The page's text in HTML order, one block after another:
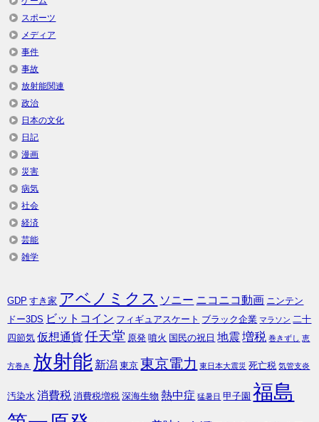
スポーツ
メディア
事件
事故
放射能関連
政治
日本の文化
日記
漫画
災害
病気
社会
経済
芸能
雑学
GDP すき家 アベノミクス ソニー ニコニコ動画 ニンテン
ドー3DS ビットコイン フィギュアスケート ブラック企業 マラソン 二十
四節気 仮想通貨 任天堂 原発 噴火 国民の祝日 地震 増税 巻きずし 恵
方巻き 放射能 新潟 東京 東京電力 東日本大震災 死亡税 気管支炎
汚染水 消費税 消費税増税 深海生物 熱中症 猛暑日 甲子園 福島